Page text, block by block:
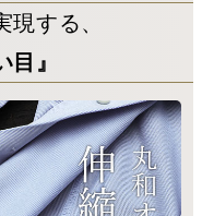
する、
目』